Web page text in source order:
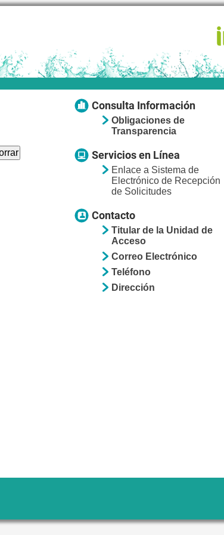
Consulta Información
Obligaciones de
Transparencia
Servicios en Línea
Enlace a Sistema de
Electrónico de Recepción
de Solicitudes
Contacto
Titular de la Unidad de
Acceso
Correo Electrónico
Teléfono
Dirección